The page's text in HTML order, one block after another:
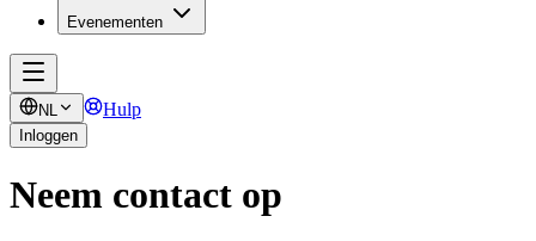
Evenementen
NL Hulp
Inloggen
Neem contact op